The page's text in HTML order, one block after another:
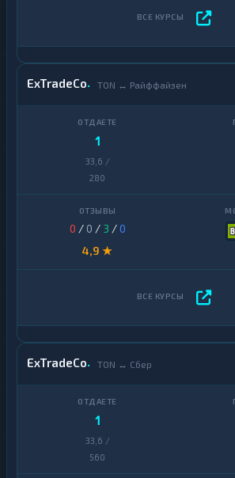
ExTradeCo TON ↔ Райффайзен
1
33,6 /
280
0 / 0 / 3 /0
4,9 ★
ExTradeCo TON ↔ Сбер
1
33,6 /
560